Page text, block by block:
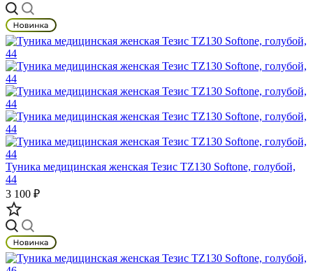
Туника медицинская женская Тезис TZ130 Softone, голубой,
44
3 100 ₽